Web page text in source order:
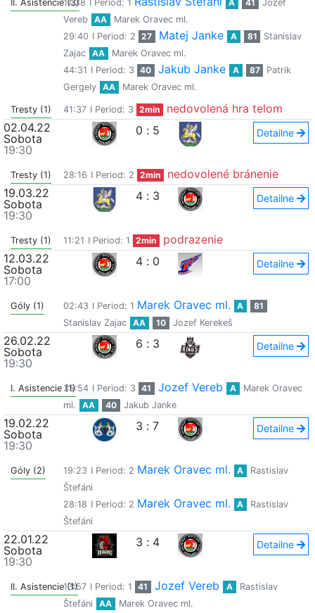
II. Asistencie (3)
11:38 I Period: 1 A 41
Jozef
Vereb
AA
Marek Oravec ml.
29:40 I Period: 2 27 Matej Janke A 81
Stanislav
Zajac
AA
Marek Oravec ml.
44:31 I Period: 3 40 Jakub Janke A 87
Patrik
Gergely
AA Marek Oravec ml.
Tresty (1) 41:37 I Period: 3 2min
nedovolená hra telom
02.04.22
Sobota
19:30
0 : 5 Detailne
Tresty (1) 28:16 I Period: 2 2min
nedovolené bránenie
19.03.22
Sobota
19:30
4 : 3 Detailne
Tresty (1) 11:21 I Period: 1 2min
podrazenie
12.03.22
Sobota
17:00
4 : 0 Detailne
Góly (1) 02:43 I Period: 1 Marek Oravec ml. A
81
Stanislav Zajac
AA 10 Jozef Kerekeš
26.02.22
Sobota
19:30
6 : 3 Detailne
I. Asistencie (1)35:54 I Period: 3 41 Jozef Vereb A
Marek Oravec
ml.
AA 40 Jakub Janke
19.02.22
Sobota
19:30
3 : 7 Detailne
Góly (2) 19:23 I Period: 2 Marek Oravec ml. A
Rastislav
Štefáni
28:18 I Period: 2 Marek Oravec ml. A
Rastislav
Štefáni
22.01.22
Sobota
19:30
3 : 4 Detailne
II. Asistencie (1)
13:57 I Period: 1 41 Jozef Vereb A
Rastislav
Štefáni
AA Marek Oravec ml.